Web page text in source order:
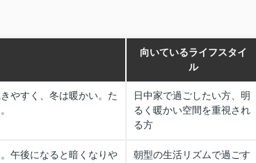
向いているライフスタイ
ル
やすく、冬は暖かい。た
日中家で過ごしたい方、明
るく暖かい空間を重視され
る方
午後になると暗くなりや
朝型の生活リズムで過ごす